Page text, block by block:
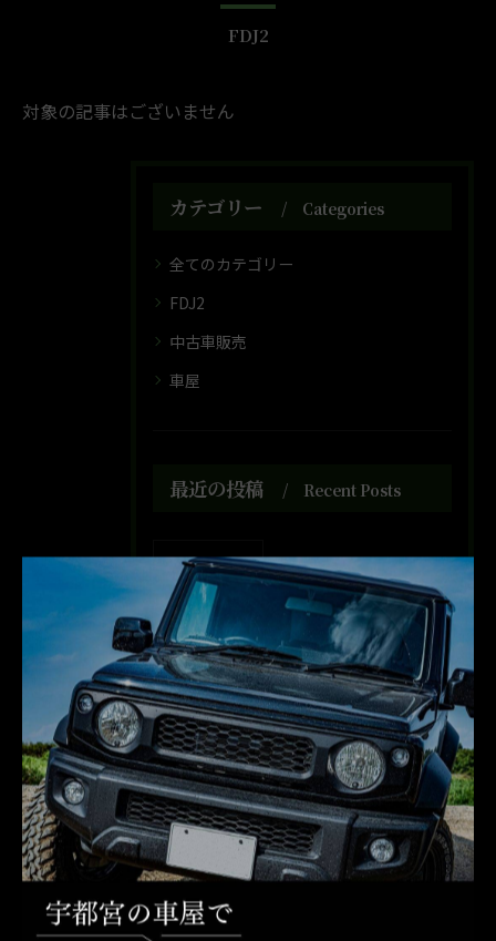
FDJ2
対象の記事はございません
カテゴリー Categories
全てのカテゴリー
FDJ2
中古車販売
車屋
最近の投稿 Recent Posts
2025/10/03
中古車ディーラー選びで栃木県宇都宮市那須郡那珂川町で失敗しない中古車販売のポイント
2025/09/26
中古車販売でレザーシート選びとメンテナンス術を徹底解説
2025/09/19
中古車販売で長距離利用を考える方へ栃木県宇都宮市芳賀郡市貝町で失敗しない選び方